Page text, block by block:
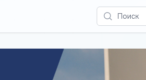
Поиск